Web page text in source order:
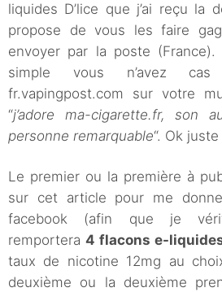
liquides D’lice que j’ai reçu la
propose de vous les faire
envoyer par la poste (France).
simple vous n’avez cas
fr.vapingpost.com sur votre
“j’adore ma-cigarette.fr, son
personne remarquable“. Ok juste
Le premier ou la première à
sur cet article pour me
facebook (afin que je
remportera 4 flacons e-liquides
taux de nicotine 12mg au
deuxième ou la deuxième